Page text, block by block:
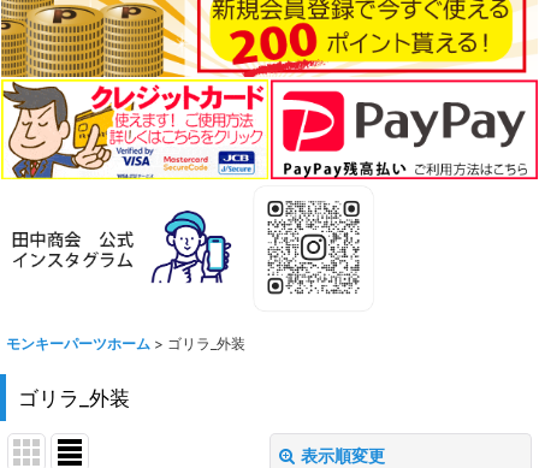
モンキーパーツホーム > ゴリラ_外装
ゴリラ_外装
表示順変更